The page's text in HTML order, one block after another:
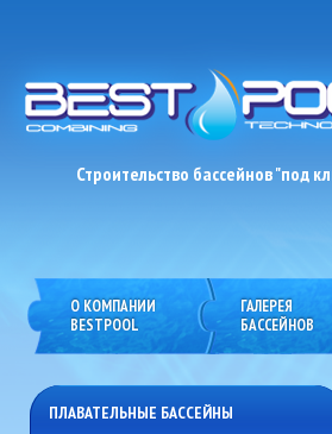
Строительство бассейнов "под
О КОМПАНИИ
BESTPOOL
ГАЛЕРЕЯ
БАССЕЙНОВ
ПЛАВАТЕЛЬНЫЕ БАССЕЙНЫ